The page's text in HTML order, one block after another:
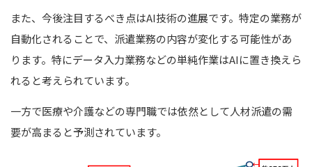
また、今後注目するべき点はAI技術の進展です。特定の業務が
自動化されることで、派遣業務の内容が変化する可能性があ
ります。 特にデータ入力業務などの単純作業はAIに置き換えら
れると考えられています。
一方で医療や介護などの専門職では依然として人材派遣の需
要が高まると予測されています。